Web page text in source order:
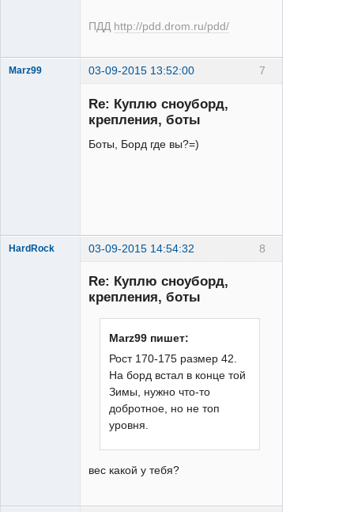
ПДД http://pdd.drom.ru/pdd/
7
Marz99 03-09-2015 13:52:00
Re: Куплю сноуборд,
крепления, боты
Боты, Борд где вы?=)
8
HardRock 03-09-2015 14:54:32
Re: Куплю сноуборд,
крепления, боты
Marz99 пишет:
Рост 170-175 размер 42.
На борд встал в конце той
Зимы, нужно что-то
добротное, но не топ
уровня.
вес какой у тебя?